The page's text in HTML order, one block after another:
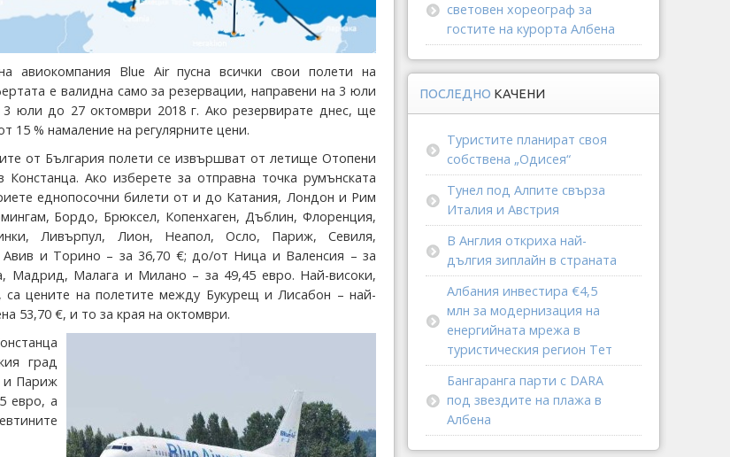
авиокомпания Blue Air пусна всички свои полети на
е валидна само за резервации, направени на 3 юли
юли до 27 октомври 2018 г. Ако резервирате днес, ще
15 % намаление на регулярните цени.
от България полети се извършват от летище Отопени
Ако изберете за отправна точка румънската
еднопосочни билети от и до Катания, Лондон и Рим
Бордо, Брюксел, Копенхаген, Дъблин, Флоренция,
Ливърпул, Лион, Неапол, Осло, Париж, Севиля,
и Торино – за 36,70 €; до/от Ница и Валенсия – за
Мадрид, Малага и Милано – за 49,45 евро. Най-високи,
цените на полетите между Букурещ и Лисабон – най-
53,70 €, и то за края на октомври.
град
и Париж
евро, а
световен хореограф за
гостите на курорта Албена
ПОСЛЕДНО КАЧЕНИ
Туристите планират своя
собствена „Одисея“
Тунел под Алпите свърза
Италия и Австрия
В Англия откриха най-
дългия зиплайн в страната
Албания инвестира €4,5
млн за модернизация на
енергийната мрежа в
туристическия регион Тет
Бангаранга парти с DARA
под звездите на плажа в
Албена